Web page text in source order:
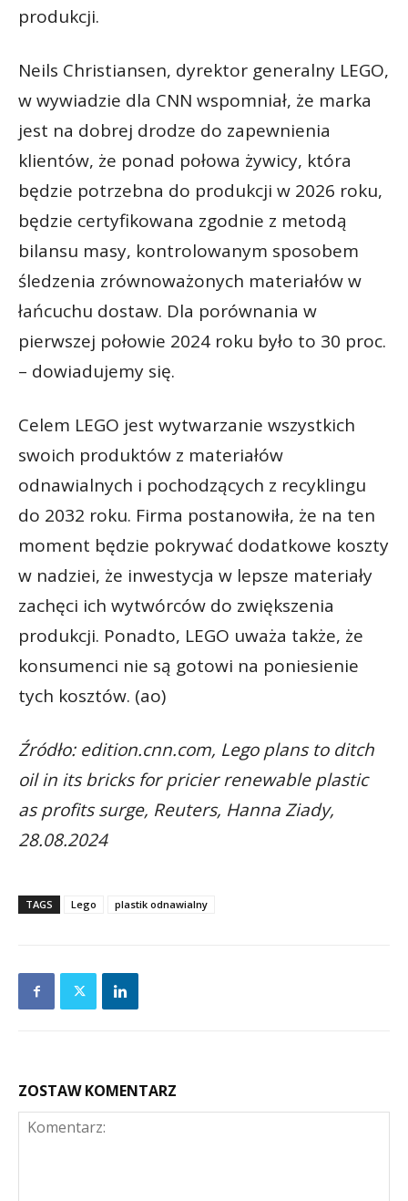
produkcji.
Neils Christiansen, dyrektor generalny LEGO,
w wywiadzie dla CNN wspomniał, że marka
jest na dobrej drodze do zapewnienia
klientów, że ponad połowa żywicy, która
będzie potrzebna do produkcji w 2026 roku,
będzie certyfikowana zgodnie z metodą
bilansu masy, kontrolowanym sposobem
śledzenia zrównoważonych materiałów w
łańcuchu dostaw. Dla porównania w
pierwszej połowie 2024 roku było to 30 proc.
– dowiadujemy się.
Celem LEGO jest wytwarzanie wszystkich
swoich produktów z materiałów
odnawialnych i pochodzących z recyklingu
do 2032 roku. Firma postanowiła, że na ten
moment będzie pokrywać dodatkowe koszty
w nadziei, że inwestycja w lepsze materiały
zachęci ich wytwórców do zwiększenia
produkcji. Ponadto, LEGO uważa także, że
konsumenci nie są gotowi na poniesienie
tych kosztów. (ao)
Źródło: edition.cnn.com, Lego plans to ditch
oil in its bricks for pricier renewable plastic
as profits surge, Reuters, Hanna Ziady,
28.08.2024
TAGS Lego plastik odnawialny
ZOSTAW KOMENTARZ